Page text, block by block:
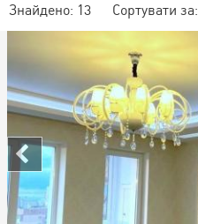
Знайдено: 13 Сортувати за: